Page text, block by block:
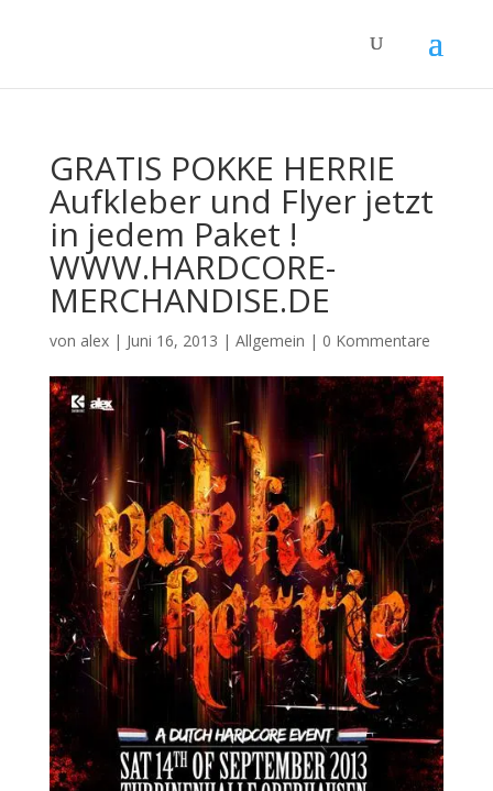
GRATIS POKKE HERRIE
Aufkleber und Flyer jetzt
in jedem Paket !
WWW.HARDCORE-
MERCHANDISE.DE
von alex| Juni 16, 2013 | Allgemein | 0 Kommentare